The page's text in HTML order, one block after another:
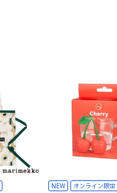
NEW オンライン限定